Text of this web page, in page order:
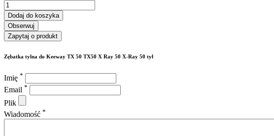
Dodaj do koszyka
Obserwuj
Zapytaj o produkt
Zębatka tylna do Keeway TX 50 TX50 X Ray 50 X-Ray 50 tył
Imię *
Email *
Plik
Wiadomość *